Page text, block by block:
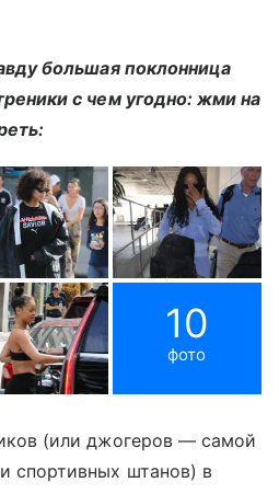
большая поклонница
с чем угодно: жми на
10
фото
(или джогеров — самой
спортивных штанов) в